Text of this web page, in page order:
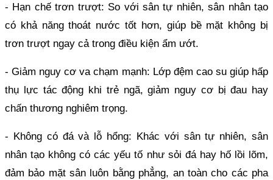
- Hạn chế trơn trượt: So với sân tự nhiên, sân nhân tạo
có khả năng thoát nước tốt hơn, giúp bề mặt không bị
trơn trượt ngay cả trong điều kiện ẩm ướt.
- Giảm nguy cơ va chạm mạnh: Lớp đệm cao su giúp hấp
thụ lực tác động khi trẻ ngã, giảm nguy cơ bị đau hay
chấn thương nghiêm trọng.
- Không có đá và lỗ hổng: Khác với sân tự nhiên, sân
nhân tạo không có các yếu tố như sỏi đá hay hố lồi lõm,
đảm bảo mặt sân luôn bằng phẳng, an toàn cho các pha